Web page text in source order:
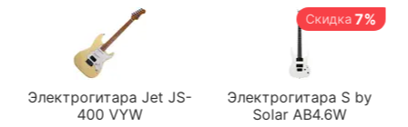
Электрогитара Jet JS-
400 VYW
Скидка7%
Электрогитара S by
Solar AB4.6W